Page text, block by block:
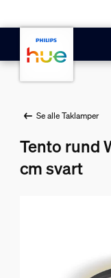
Se alle Taklamper
Tento rund
cm svart